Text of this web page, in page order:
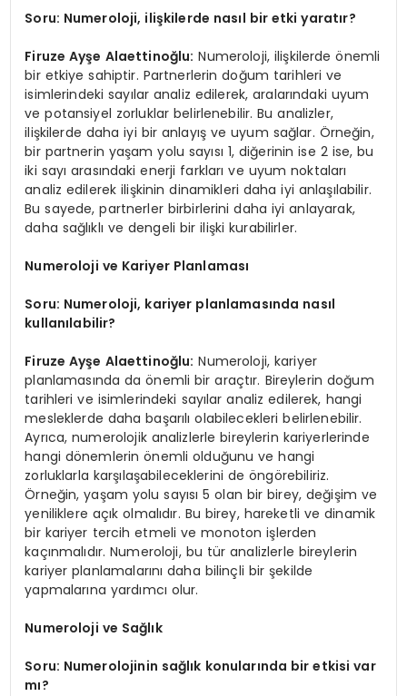
Soru: Numeroloji, ilişkilerde nasıl bir etki yaratır?
Firuze Ayşe Alaettinoğlu: Numeroloji, ilişkilerde önemli
bir etkiye sahiptir. Partnerlerin doğum tarihleri ve
isimlerindeki sayılar analiz edilerek, aralarındaki uyum
ve potansiyel zorluklar belirlenebilir. Bu analizler,
ilişkilerde daha iyi bir anlayış ve uyum sağlar. Örneğin,
bir partnerin yaşam yolu sayısı 1, diğerinin ise 2 ise, bu
iki sayı arasındaki enerji farkları ve uyum noktaları
analiz edilerek ilişkinin dinamikleri daha iyi anlaşılabilir.
Bu sayede, partnerler birbirlerini daha iyi anlayarak,
daha sağlıklı ve dengeli bir ilişki kurabilirler.
Numeroloji ve Kariyer Planlaması
Soru: Numeroloji, kariyer planlamasında nasıl
kullanılabilir?
Firuze Ayşe Alaettinoğlu: Numeroloji, kariyer
planlamasında da önemli bir araçtır. Bireylerin doğum
tarihleri ve isimlerindeki sayılar analiz edilerek, hangi
mesleklerde daha başarılı olabilecekleri belirlenebilir.
Ayrıca, numerolojik analizlerle bireylerin kariyerlerinde
hangi dönemlerin önemli olduğunu ve hangi
zorluklarla karşılaşabileceklerini de öngörebiliriz.
Örneğin, yaşam yolu sayısı 5 olan bir birey, değişim ve
yeniliklere açık olmalıdır. Bu birey, hareketli ve dinamik
bir kariyer tercih etmeli ve monoton işlerden
kaçınmalıdır. Numeroloji, bu tür analizlerle bireylerin
kariyer planlamalarını daha bilinçli bir şekilde
yapmalarına yardımcı olur.
Numeroloji ve Sağlık
Soru: Numerolojinin sağlık konularında bir etkisi var
mı?